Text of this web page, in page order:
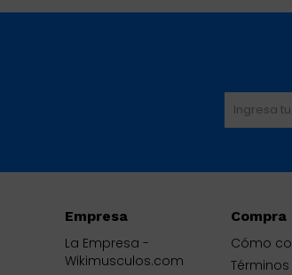
Empresa
La Empresa -
Wikimusculos.com
Compra
Cómo